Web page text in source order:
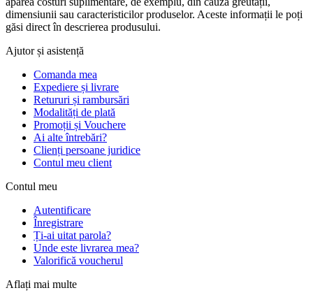
dimensiunii sau caracteristicilor produselor. Aceste informații le poți
găsi direct în descrierea produsului.
Ajutor și asistență
Comanda mea
Expediere și livrare
Retururi și rambursări
Modalități de plată
Promoții și Vouchere
Ai alte întrebări?
Clienți persoane juridice
Contul meu client
Contul meu
Autentificare
Înregistrare
Ți-ai uitat parola?
Unde este livrarea mea?
Valorifică voucherul
Aflați mai multe